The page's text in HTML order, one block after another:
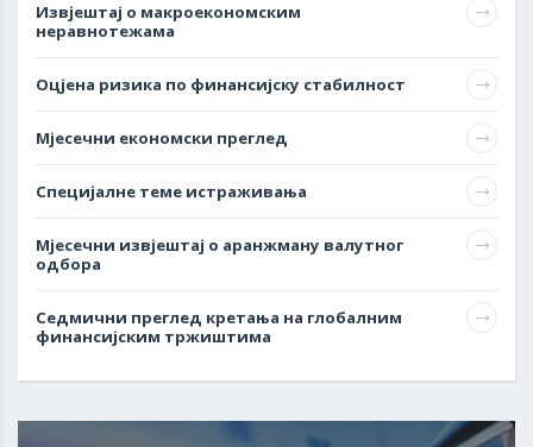
Извјештај о макроекономским
неравнотежама
Оцјена ризика по финансијску стабилност
Мјесечни економски преглед
Специјалне теме истраживања
Мјесечни извјештај о аранжману валутног
одбора
Седмични преглед кретања на глобалним
финансијским тржиштима